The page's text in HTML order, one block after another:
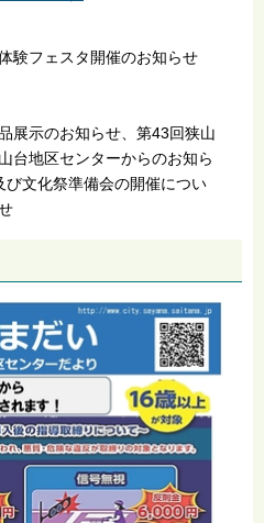
験フェスタ開催のお知らせ
展示のお知らせ、第43回狭山
台地区センターからのお知ら
文化祭準備会の開催につい